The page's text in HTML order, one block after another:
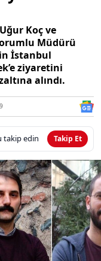
Koç ve
Müdürü
İstanbul
ziyaretini
alındı.
takip edin Takip Et